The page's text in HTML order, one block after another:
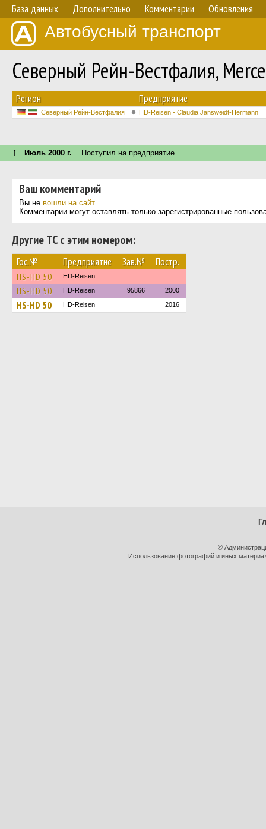
База данных Дополнительно Комментарии Обновления
Автобусный транспорт
Северный Рейн-Вестфалия,
Регион Предприятие
Северный Рейн-Вестфалия HD-Reisen - Claudia Jansweidt-Hermann
↑ Июль 2000 г. Поступил на предприятие
Ваш комментарий
Вы не вошли на сайт.
Комментарии могут оставлять только зарегистрированные
Другие ТС с этим номером:
Гос.№ Предприятие Зав.№ Постр.
HS-HD 50 HD-Reisen
HS-HD 50 HD-Reisen 95866 2000
HS-HD 50 HD-Reisen 2016
©
Использование фотографий и иных